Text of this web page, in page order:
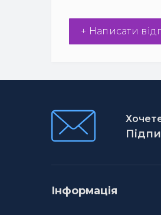
+ Написати
Інформація